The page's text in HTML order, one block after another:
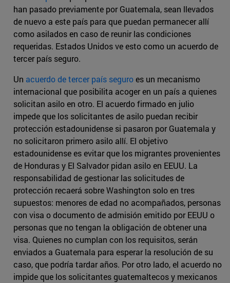
han pasado previamente por Guatemala, sean llevados
de nuevo a este país para que puedan permanecer allí
como asilados en caso de reunir las condiciones
requeridas. Estados Unidos ve esto como un acuerdo de
tercer país seguro.
Un acuerdo de tercer país seguroes un mecanismo
internacional que posibilita acoger en un país a quienes
solicitan asilo en otro. El acuerdo firmado en julio
impede que los solicitantes de asilo puedan recibir
protección estadounidense si pasaron por Guatemala y
no solicitaron primero asilo allí. El objetivo
estadounidense es evitar que los migrantes provenientes
de Honduras y El Salvador pidan asilo en EEUU. La
responsabilidad de gestionar las solicitudes de
protección recaerá sobre Washington solo en tres
supuestos: menores de edad no acompañados, personas
con visa o documento de admisión emitido por EEUU o
personas que no tengan la obligación de obtener una
visa. Quienes no cumplan con los requisitos, serán
enviados a Guatemala para esperar la resolución de su
caso, que podría tardar años. Por otro lado, el acuerdo no
impide que los solicitantes guatemaltecos y mexicanos